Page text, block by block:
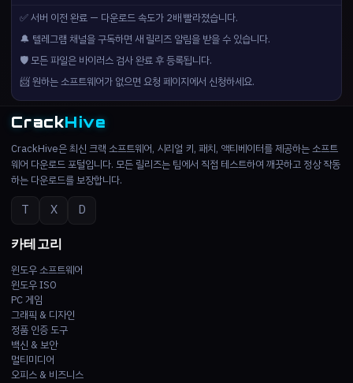
✅ 서버 이전 완료 — 다운로드 속도가 2배 빨라졌습니다.
🔔 텔레그램 채널을 구독하면 새 릴리즈 알림을 받을 수 있습니다.
🛡️ 모든 파일은 바이러스 검사 완료 후 등록됩니다.
📨 원하는 소프트웨어가 없으면 요청 페이지에서 신청하세요.
CrackHive
CrackHive은 최신 크랙 소프트웨어, 시리얼 키, 패치, 액티베이터를 제공하는 소프트
웨어 다운로드 포털입니다. 모든 릴리즈는 팀에서 직접 테스트하여 깨끗하고 정상 작동
하는 다운로드를 보장합니다.
T X D
카테고리
윈도우 소프트웨어
윈도우 ISO
PC 게임
그래픽 & 디자인
정품 인증 도구
백신 & 보안
멀티미디어
오피스 & 비즈니스